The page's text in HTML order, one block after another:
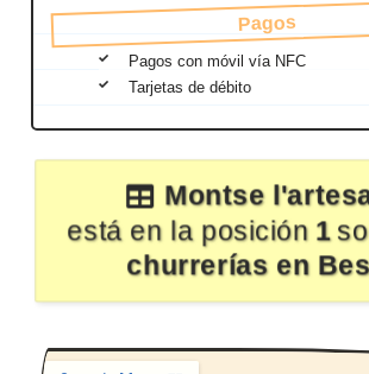
Pagos
Pagos con móvil vía NFC
Tarjetas de débito
Montse
está en la posición 1
churrerías en